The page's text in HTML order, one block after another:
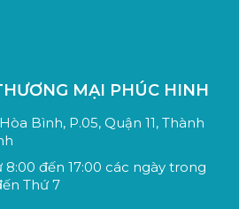
MẠI PHÚC HINH
Bình, P.05, Quận 11, Thành
8:00 đến 17:00 các ngày trong
Thứ 7